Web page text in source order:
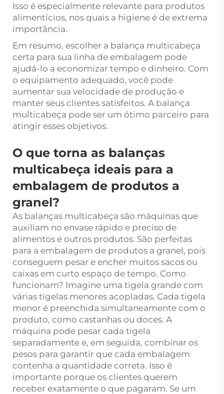
Isso é especialmente relevante para produtos
alimentícios, nos quais a higiene é de extrema
importância.
Em resumo, escolher a balança multicabeça
certa para sua linha de embalagem pode
ajudá-lo a economizar tempo e dinheiro. Com
o equipamento adequado, você pode
aumentar sua velocidade de produção e
manter seus clientes satisfeitos. A balança
multicabeça pode ser um ótimo parceiro para
atingir esses objetivos.
O que torna as balanças
multicabeça ideais para a
embalagem de produtos a
granel?
As balanças multicabeça são máquinas que
auxiliam no envase rápido e preciso de
alimentos e outros produtos. São perfeitas
para a embalagem de produtos a granel, pois
conseguem pesar e encher muitos sacos ou
caixas em curto espaço de tempo. Como
funcionam? Imagine uma tigela grande com
várias tigelas menores acopladas. Cada tigela
menor é preenchida simultaneamente com o
produto, como castanhas ou doces. A
máquina pode pesar cada tigela
separadamente e, em seguida, combinar os
pesos para garantir que cada embalagem
contenha a quantidade correta. Isso é
importante porque os clientes querem
receber exatamente o que pagaram. Se um